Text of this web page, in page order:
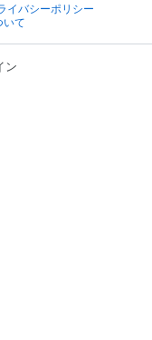
イバシーポリシー
いて
ン